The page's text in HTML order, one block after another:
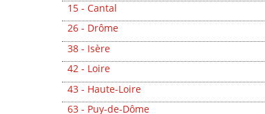
15 - Cantal
26 - Drôme
38 - Isère
42 - Loire
43 - Haute-Loire
63 - Puy-de-Dôme